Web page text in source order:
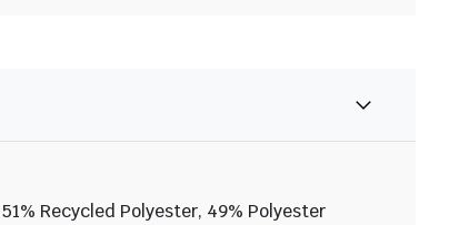
51% Recycled Polyester, 49% Polyester